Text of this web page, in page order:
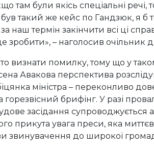
там були якісь спеціальні речі,
був такий же кейс по Гандзюк, я
термін закінчити всі ці
зробити», – наголосив очільник
визнати помилку, тому що у
Авакова перспектива
міністра – переконливо
горезвісний брифінг. У разі
засідання супроводжується
прикута увага преси, яка
звинувачення до широкої